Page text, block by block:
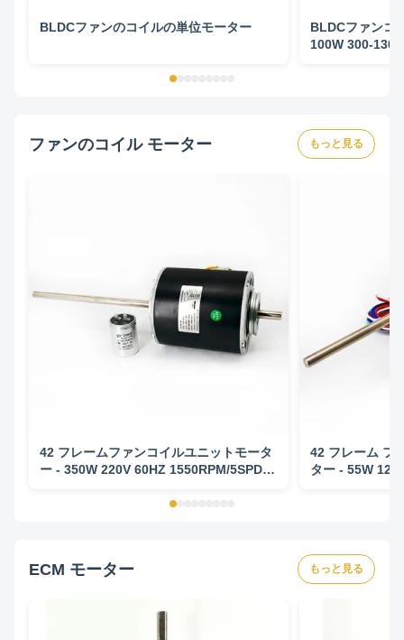
BLDCファンのコイルの単位モーター
BLDCファンコ
100W 300-
ファンのコイル モーター もっと見る
42 フレームファンコイルユニットモータ
ー - 350W 220V 60HZ 1550RPM/5SPD
42 フレーム フ
ター - 55W
ECM モーター もっと見る